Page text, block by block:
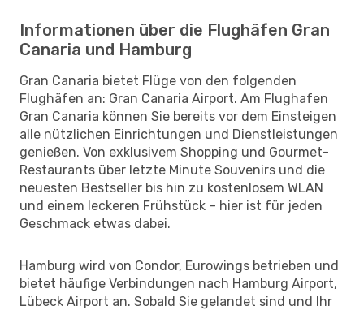
Informationen über die Flughäfen Gran
Canaria und Hamburg
Gran Canaria bietet Flüge von den folgenden
Flughäfen an: Gran Canaria Airport. Am Flughafen
Gran Canaria können Sie bereits vor dem Einsteigen
alle nützlichen Einrichtungen und Dienstleistungen
genießen. Von exklusivem Shopping und Gourmet-
Restaurants über letzte Minute Souvenirs und die
neuesten Bestseller bis hin zu kostenlosem WLAN
und einem leckeren Frühstück – hier ist für jeden
Geschmack etwas dabei.
Hamburg wird von Condor, Eurowings betrieben und
bietet häufige Verbindungen nach Hamburg Airport,
Lübeck Airport an. Sobald Sie gelandet sind und Ihr